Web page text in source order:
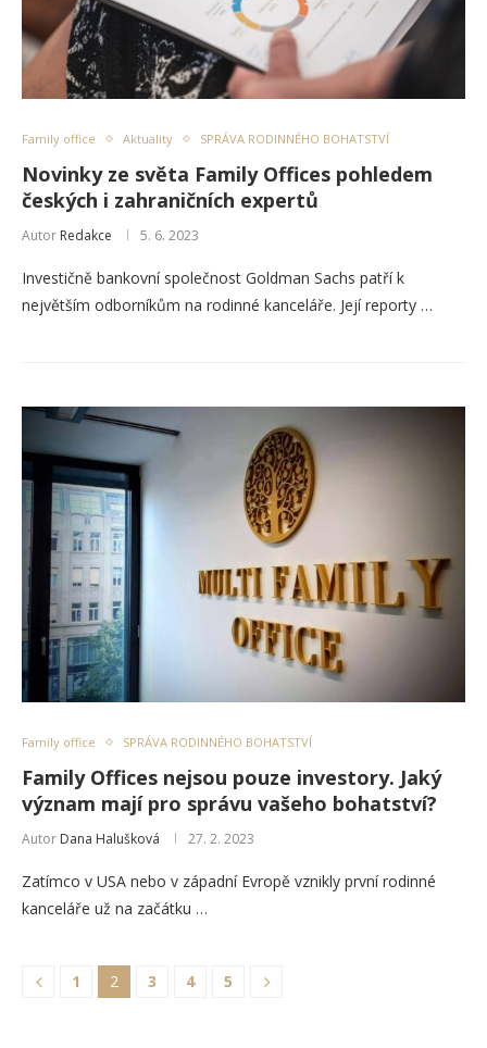
Family office Aktuality SPRÁVA RODINNÉHO BOHATSTVÍ
Novinky ze světa Family Offices pohledem
českých i zahraničních expertů
Autor Redakce 5. 6. 2023
Investičně bankovní společnost Goldman Sachs patří k
největším odborníkům na rodinné kanceláře. Její reporty …
Family office SPRÁVA RODINNÉHO BOHATSTVÍ
Family Offices nejsou pouze investory. Jaký
význam mají pro správu vašeho bohatství?
Autor Dana Halušková 27. 2. 2023
Zatímco v USA nebo v západní Evropě vznikly první rodinné
kanceláře už na začátku …
1 2 3 4 5